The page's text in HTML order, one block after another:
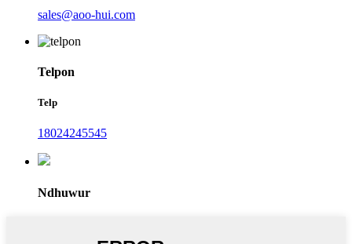
sales@aoo-hui.com
Telpon
Telp
18024245545
Ndhuwur